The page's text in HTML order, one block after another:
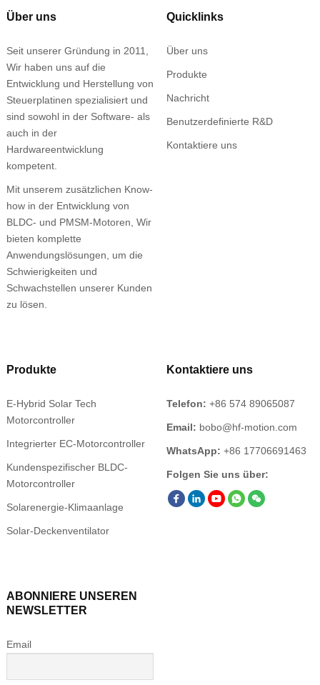
Über uns
Seit unserer Gründung in 2011,
Wir haben uns auf die
Entwicklung und Herstellung von
Steuerplatinen spezialisiert und
sind sowohl in der Software- als
auch in der
Hardwareentwicklung
kompetent.
Mit unserem zusätzlichen Know-
how in der Entwicklung von
BLDC- und PMSM-Motoren, Wir
bieten komplette
Anwendungslösungen, um die
Schwierigkeiten und
Schwachstellen unserer Kunden
zu lösen.
Quicklinks
Über uns
Produkte
Nachricht
Benutzerdefinierte R&D
Kontaktiere uns
Produkte
E-Hybrid Solar Tech
Motorcontroller
Integrierter EC-Motorcontroller
Kundenspezifischer BLDC-
Motorcontroller
Solarenergie-Klimaanlage
Solar-Deckenventilator
Kontaktiere uns
Telefon: +86 574 89065087
Email: bobo@hf-motion.com
WhatsApp: +86 17706691463
Folgen Sie uns über:
ABONNIERE UNSEREN
NEWSLETTER
Email